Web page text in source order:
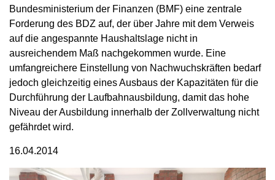
Bundesministerium der Finanzen (BMF) eine zentrale
Forderung des BDZ auf, der über Jahre mit dem Verweis
auf die angespannte Haushaltslage nicht in
ausreichendem Maß nachgekommen wurde. Eine
umfangreichere Einstellung von Nachwuchskräften bedarf
jedoch gleichzeitig eines Ausbaus der Kapazitäten für die
Durchführung der Laufbahnausbildung, damit das hohe
Niveau der Ausbildung innerhalb der Zollverwaltung nicht
gefährdet wird.
16.04.2014